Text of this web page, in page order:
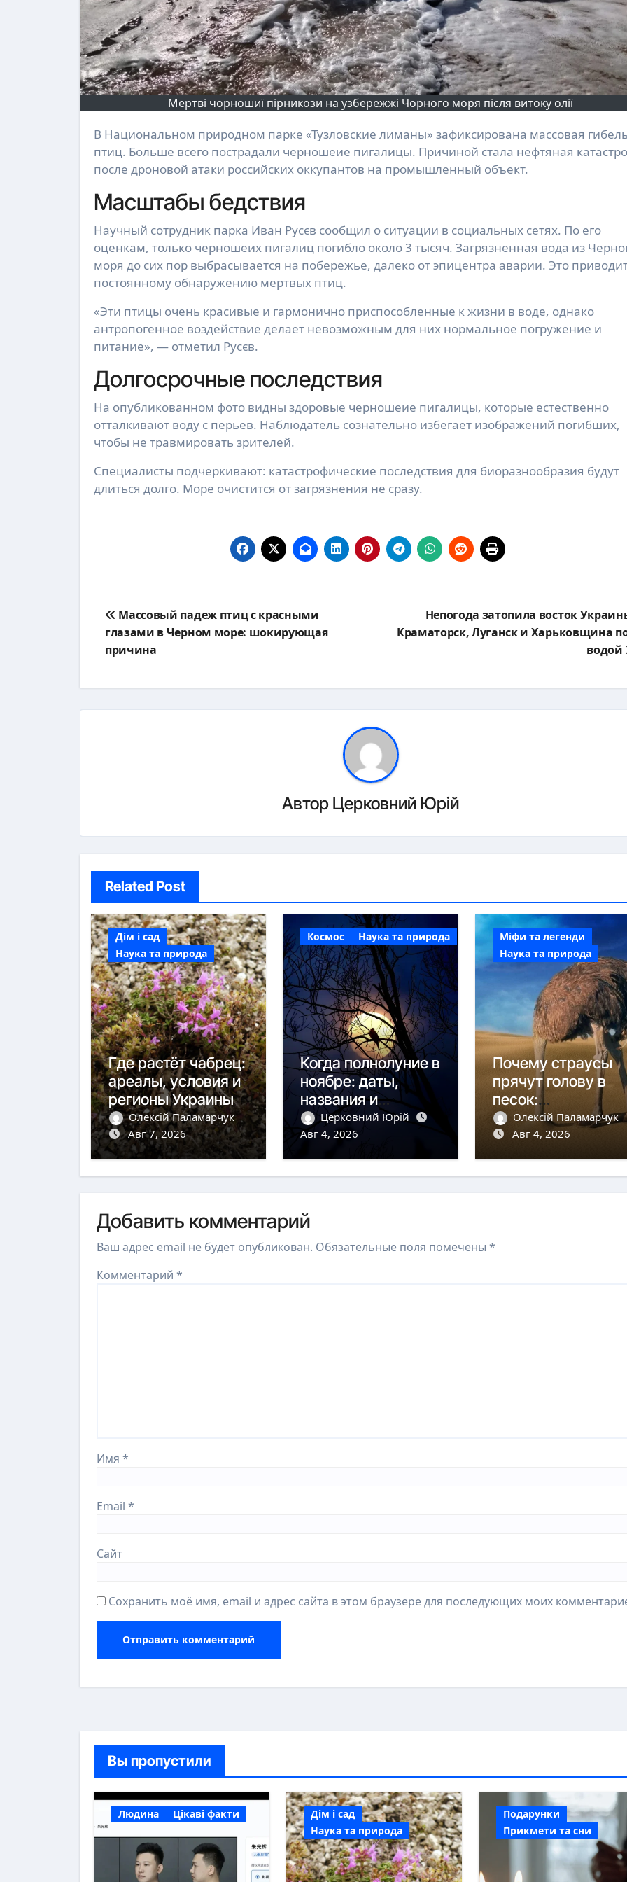
Мертві чорношиї пірникози на узбережжі Чорного моря після витоку олії
В Национальном природном парке «Тузловские лиманы» зафиксирована массовая гибель
птиц. Больше всего пострадали черношеие пигалицы. Причиной стала нефтяная
после дроновой атаки российских оккупантов на промышленный объект.
Масштабы бедствия
Научный сотрудник парка Иван Русєв сообщил о ситуации в социальных сетях. По его
оценкам, только черношеих пигалиц погибло около 3 тысяч. Загрязненная вода из
моря до сих пор выбрасывается на побережье, далеко от эпицентра аварии. Это
постоянному обнаружению мертвых птиц.
«Эти птицы очень красивые и гармонично приспособленные к жизни в воде, однако
антропогенное воздействие делает невозможным для них нормальное погружение и
питание», — отметил Русєв.
Долгосрочные последствия
На опубликованном фото видны здоровые черношеие пигалицы, которые естественно
отталкивают воду с перьев. Наблюдатель сознательно избегает изображений погибших,
чтобы не травмировать зрителей.
Специалисты подчеркивают: катастрофические последствия для биоразнообразия будут
длиться долго. Море очистится от загрязнения не сразу.
Навигация
по
записям
Массовый падеж птиц с красными
глазами в Черном море: шокирующая
причина
Непогода затопила восток
Краматорск, Луганск и Харьковщина
водой
Автор Церковний Юрій
Related Post
Дім і сад
Наука та природа
Где растёт чабрец:
ареалы, условия и
регионы Украины
Олексій Паламарчук
Авг 7, 2026
Космос Наука та природа
Когда полнолуние в
ноябре: даты,
названия и
наблюдения
Церковний Юрій
Авг 4, 2026
Міфи та легенди
Наука та природа
Почему страусы
прячут голову в
песок:
развенчание мифа
Олексій Паламарчук
Авг 4, 2026
Добавить комментарий
Ваш адрес email не будет опубликован. Обязательные поля помечены *
Комментарий *
Имя *
Email *
Сайт
Сохранить моё имя, email и адрес сайта в этом браузере для последующих моих
Вы пропустили
Людина Цікаві факти
Дім і сад
Наука та природа
Подарунки
Прикмети та сни